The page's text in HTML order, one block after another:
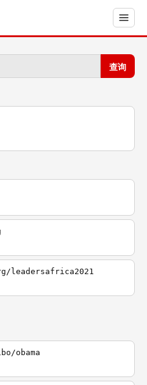
查询
leadersafrica2021
obama